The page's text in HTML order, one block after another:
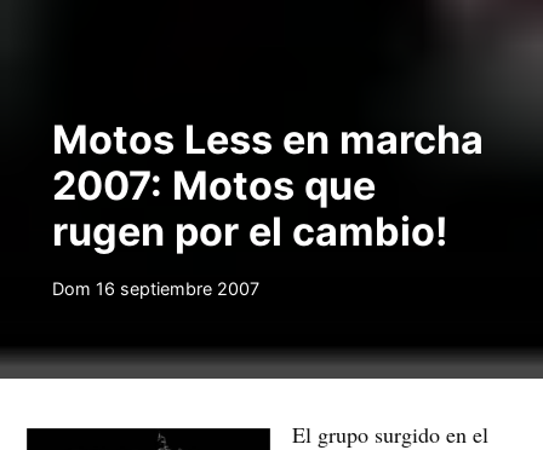
Motos Less en marcha
2007: Motos que
rugen por el cambio!
Dom 16 septiembre 2007
El grupo surgido en el